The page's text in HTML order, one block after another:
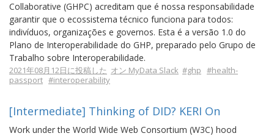
Collaborative (GHPC) acreditam que é nossa responsabilidade
garantir que o ecossistema técnico funciona para todos:
indivíduos, organizações e governos. Esta é a versão 1.0 do
Plano de Interoperabilidade do GHP, preparado pelo Grupo de
Trabalho sobre Interoperabilidade.
2021年08月12日に投稿した オン MyData Slack #ghp #health-
passport #interoperability
[Intermediate] Thinking of DID? KERI On
Work under the World Wide Web Consortium (W3C) hood